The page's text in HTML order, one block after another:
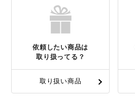
依頼したい商品は
取り扱ってる？
取り扱い商品